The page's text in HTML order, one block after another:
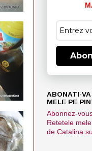
ABONATI-
MELE PE
Abonnez-
Retetele
de Catalina